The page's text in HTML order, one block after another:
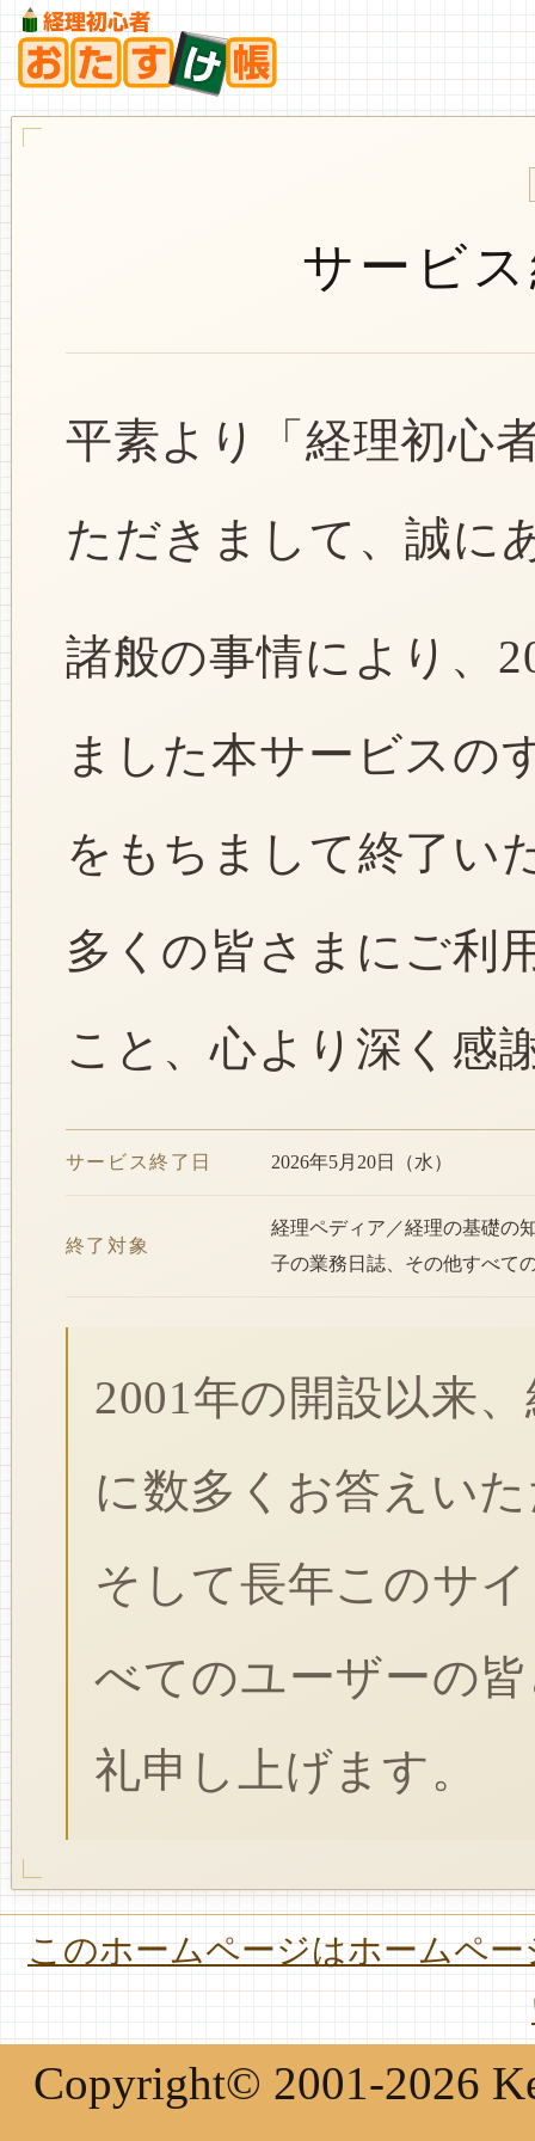
サービ
平素より「経理初心
ただきまして、誠に
諸般の事情により、
ました本サービスの
をもちまして終了い
多くの皆さまにご利
こと、心より深く感
サービス終了日 2026年5月20日（水）
終了対象
経理ペディア／経理の基礎の
子の業務日誌、その他すべて
2001年の開設以来
に数多くお答えい
そして長年このサ
べてのユーザーの
礼申し上げます。
このホームページはホームペ
Copyright© 2001-2026